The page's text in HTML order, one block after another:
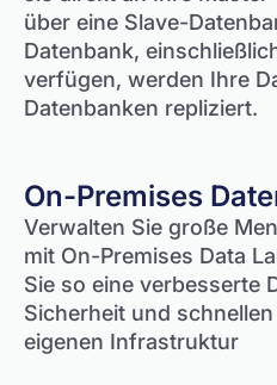
über eine Slave-
Datenbank,
verfügen, werden Ihre
Datenbanken repliziert.
On-Premises
Verwalten Sie große
mit On-Premises Data
Sie so eine verbesserte
Sicherheit und
eigenen Infrastruktur